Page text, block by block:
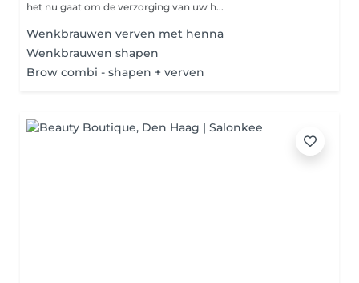
het nu gaat om de verzorging van uw h...
Wenkbrauwen verven met henna
Wenkbrauwen shapen
Brow combi - shapen + verven